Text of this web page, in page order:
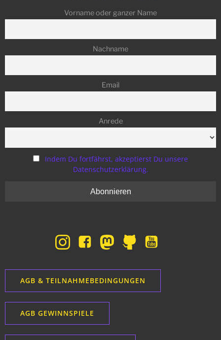
Vorname oder ganzer Name
Nachname
Email
Anrede
Indem Du fortfährst, akzeptierst Du unsere
Datenschutzerklärung.
AGB & TEILNAHMEBEDINGUNGEN
AGB GEWINNSPIELE